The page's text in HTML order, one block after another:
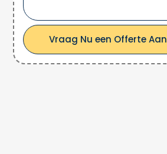
Vraag Nu een Offerte Aan